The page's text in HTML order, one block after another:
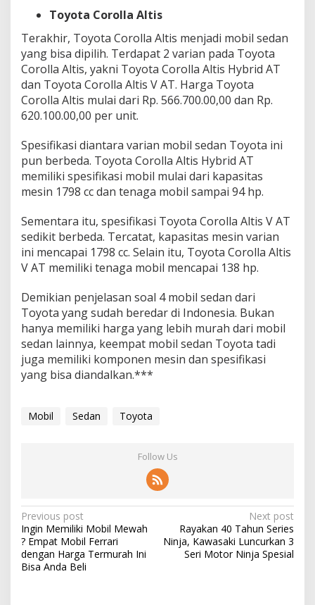
Toyota Corolla Altis
Terakhir, Toyota Corolla Altis menjadi mobil sedan
yang bisa dipilih. Terdapat 2 varian pada Toyota
Corolla Altis, yakni Toyota Corolla Altis Hybrid AT
dan Toyota Corolla Altis V AT. Harga Toyota
Corolla Altis mulai dari Rp. 566.700.00,00 dan Rp.
620.100.00,00 per unit.
Spesifikasi diantara varian mobil sedan Toyota ini
pun berbeda. Toyota Corolla Altis Hybrid AT
memiliki spesifikasi mobil mulai dari kapasitas
mesin 1798 cc dan tenaga mobil sampai 94 hp.
Sementara itu, spesifikasi Toyota Corolla Altis V AT
sedikit berbeda. Tercatat, kapasitas mesin varian
ini mencapai 1798 cc. Selain itu, Toyota Corolla Altis
V AT memiliki tenaga mobil mencapai 138 hp.
Demikian penjelasan soal 4 mobil sedan dari
Toyota yang sudah beredar di Indonesia. Bukan
hanya memiliki harga yang lebih murah dari mobil
sedan lainnya, keempat mobil sedan Toyota tadi
juga memiliki komponen mesin dan spesifikasi
yang bisa diandalkan.***
Mobil Sedan Toyota
Follow Us
Post
navigation
Previous post
Ingin Memiliki Mobil Mewah
? Empat Mobil Ferrari
dengan Harga Termurah Ini
Bisa Anda Beli
Next post
Rayakan 40 Tahun Series
Ninja, Kawasaki Luncurkan 3
Seri Motor Ninja Spesial